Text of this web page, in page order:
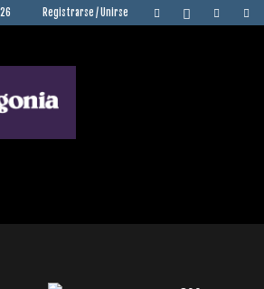
Registrarse / Unirse